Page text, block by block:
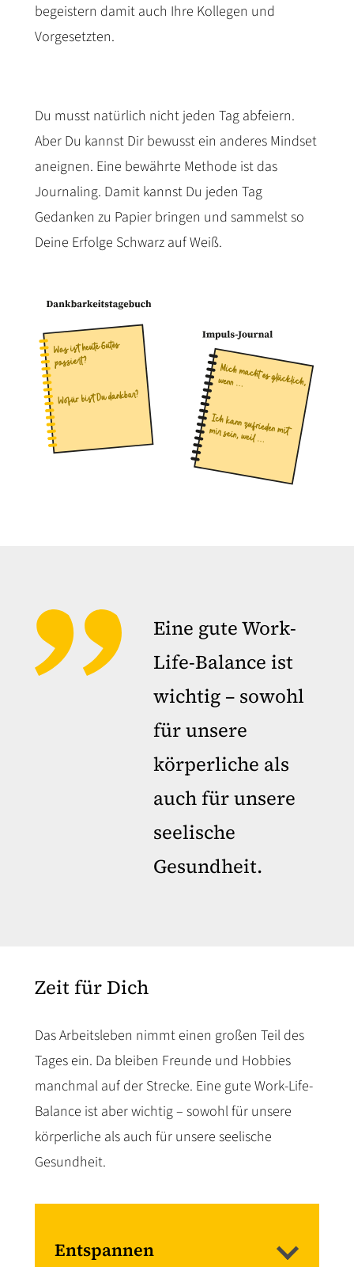
begeistern damit auch Ihre Kollegen und
Vorgesetzten.
Du musst natürlich nicht jeden Tag abfeiern.
Aber Du kannst Dir bewusst ein anderes Mindset
aneignen. Eine bewährte Methode ist das
Journaling. Damit kannst Du jeden Tag
Gedanken zu Papier bringen und sammelst so
Deine Erfolge Schwarz auf Weiß.
Eine gute Work-
Life-Balance ist
wichtig – sowohl
für unsere
körperliche als
auch für unsere
seelische
Gesundheit.
Zeit für Dich
Das Arbeitsleben nimmt einen großen Teil des
Tages ein. Da bleiben Freunde und Hobbies
manchmal auf der Strecke. Eine gute Work-Life-
Balance ist aber wichtig – sowohl für unsere
körperliche als auch für unsere seelische
Gesundheit.
Entspannen